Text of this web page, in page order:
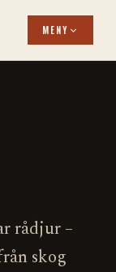
MENY
rådjur –
skog